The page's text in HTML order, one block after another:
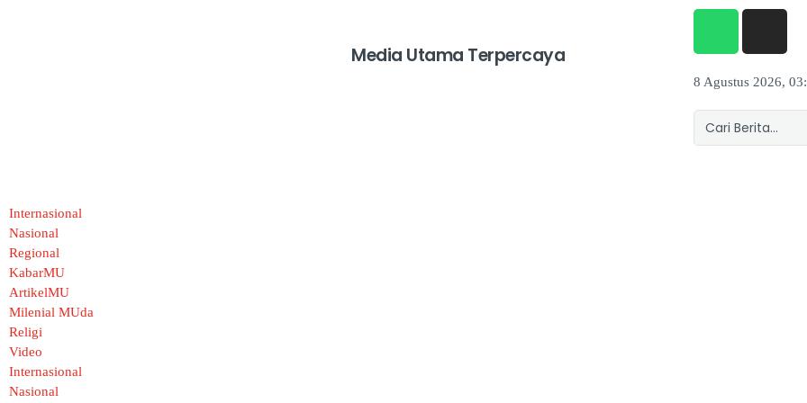
Media Utama Terpercaya
8 Agustus 2026,
Internasional
Nasional
Regional
KabarMU
ArtikelMU
Milenial MUda
Religi
Video
Internasional
Nasional